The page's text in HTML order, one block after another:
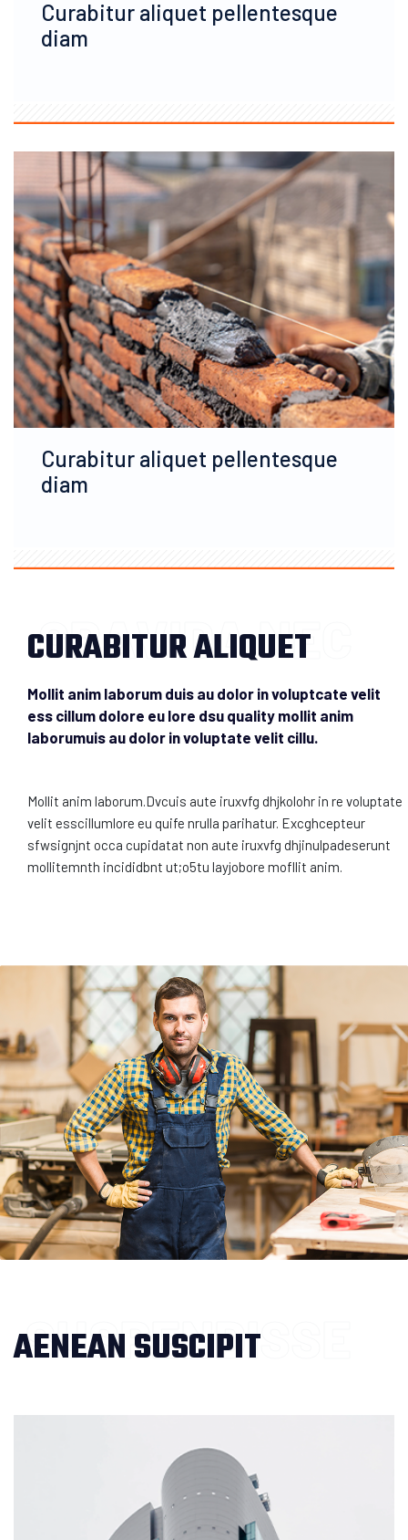
Curabitur aliquet pellentesque
diam
Curabitur aliquet pellentesque
diam
CURABITUR ALIQUET
GRAVIDA NEC
Mollit anim laborum duis au dolor in voluptcate velit
ess cillum dolore eu lore dsu quality mollit anim
laborumuis au dolor in voluptate velit cillu.
Mollit anim laborum.Dvcuis aute iruxvfg dhjkolohr in re voluptate
velit esscillumlore eu quife nrulla parihatur. Excghcepteur
sfwsignjnt occa cupidatat non aute iruxvfg dhjinulpadeserunt
mollitemnth incididbnt ut;o5tu layjobore mofllit anim.
AENEAN SUSCIPIT
SUSPENDISSE